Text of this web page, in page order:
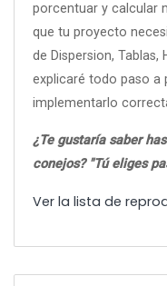
porcentuar y calcular
que tu proyecto
de Dispersion, Tablas,
explicaré todo paso a
implementarlo
¿Te gustaría saber
conejos? "Tú eliges
Ver la lista de